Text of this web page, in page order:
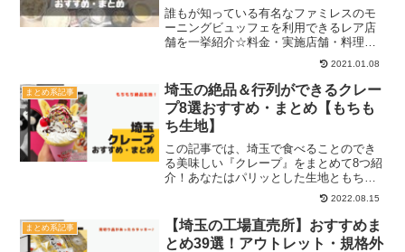
介【注目】
誰もが知っている有名なファミレスのモ
ーニングビュッフェを利用できるレア店
舗を一挙紹介☆料金・実施店舗・料理の
内容・利用時間なども合わせてチェック
2021.01.08
まとめ系記事
埼玉の絶品＆行列ができるクレー
プ8選おすすめ・まとめ【もちも
ち生地】
この記事では、埼玉で食べることのでき
る美味しい『クレープ』をまとめて8つ紹
介！あなたはパリッとした生地ともちも
ち生地どちらがお好きですか？古くから
人気の老舗から最近の注目店まで、実際
に行って来たお店から選んだので、クレ
ープ好きはぜひ参考にし...
2022.08.15
まとめ系記事
【埼玉の工場直売所】おすすめま
とめ39選！アウトレット・規格外